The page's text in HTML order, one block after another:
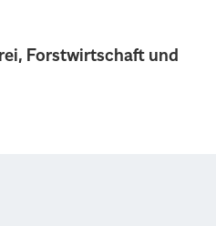
Forstwirtschaft und